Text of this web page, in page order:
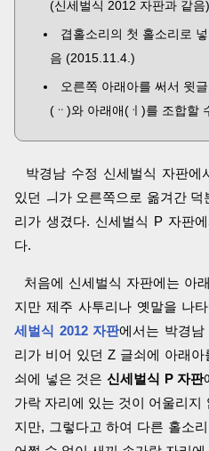
(신세벌식 2012 자판과 같음)
겹홀소리의 첫 홀소리로
음 (2015.11.4.)
오른쪽 아래아를 써서 윗
(ᆢ)와 아래애(ㆎ)를 조합할
박경남 수정 신세벌식 자판에
있던 ㅢ가 오른쪽으로 옮겨간
리가 생겼다. 신세벌식 P 자판
다.
처음에 신세벌식 자판에는 아
지만 제주 사투리나 옛말을 나
세벌식 2012 자판에서는 박경
리가 비어 있던 Z 글쇠에 아래
쇠에 넣은 것은 신세벌식 P 자판
가락 자리에 있는 것이 어울리
지만, 그렇다고 하여 다른 홀소